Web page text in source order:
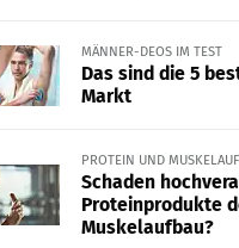
MÄNNER-DEOS IM TEST
Das sind die 5
Markt
PROTEIN UND
Schaden
Proteinprodukte
Muskelaufbau?